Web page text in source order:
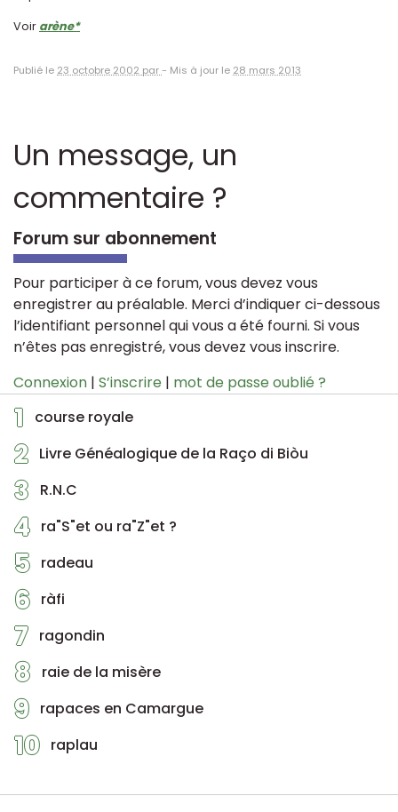
1 course royale
2 Livre Généalogique de la Raço di Biòu
3 R.N.C
4 ra"S"et ou ra"Z"et ?
5 radeau
6 ràfi
7 ragondin
8 raie de la misère
9 rapaces en Camargue
10 raplau
Voir arène*
Publié le 23 octobre 2002 par- Mis à jour le 28 mars 2013
Un message, un
commentaire ?
Forum sur abonnement
Pour participer à ce forum, vous devez vous
enregistrer au préalable. Merci d’indiquer ci-dessous
l’identifiant personnel qui vous a été fourni. Si vous
n’êtes pas enregistré, vous devez vous inscrire.
Connexion | S’inscrire | mot de passe oublié ?